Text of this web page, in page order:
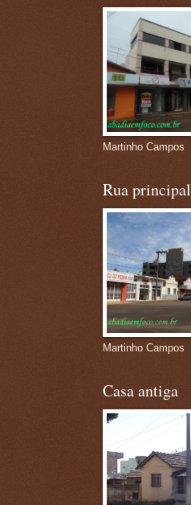
Martinho Campos
Rua principal
Martinho Campos
Casa antiga